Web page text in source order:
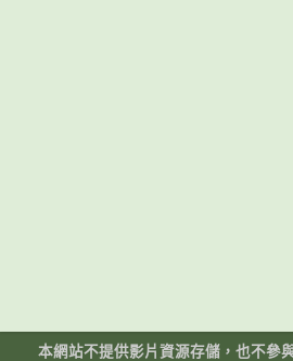
本網站不提供影片資源存儲，也不參